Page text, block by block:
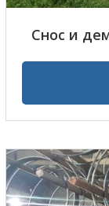
Снос и